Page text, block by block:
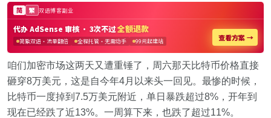
咱们加密市场这两天又遭重锤了，周六那天比特币价格直接
砸穿8万美元，这是自今年4月以来头一回见。最惨的时候，
比特币一度掉到7.5万美元附近，单日暴跌超过8%，开年到
现在已经跌了近13%。一周算下来，也跌了超过11%。